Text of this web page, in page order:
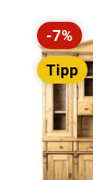
Rabatt
-7%
Tipp